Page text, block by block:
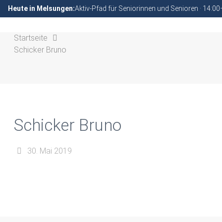
Heute in Melsungen:Aktiv-Pfad für Seniorinnen und Senioren ·
Startseite
Schicker Bruno
Schicker Bruno
30. Mai 2019